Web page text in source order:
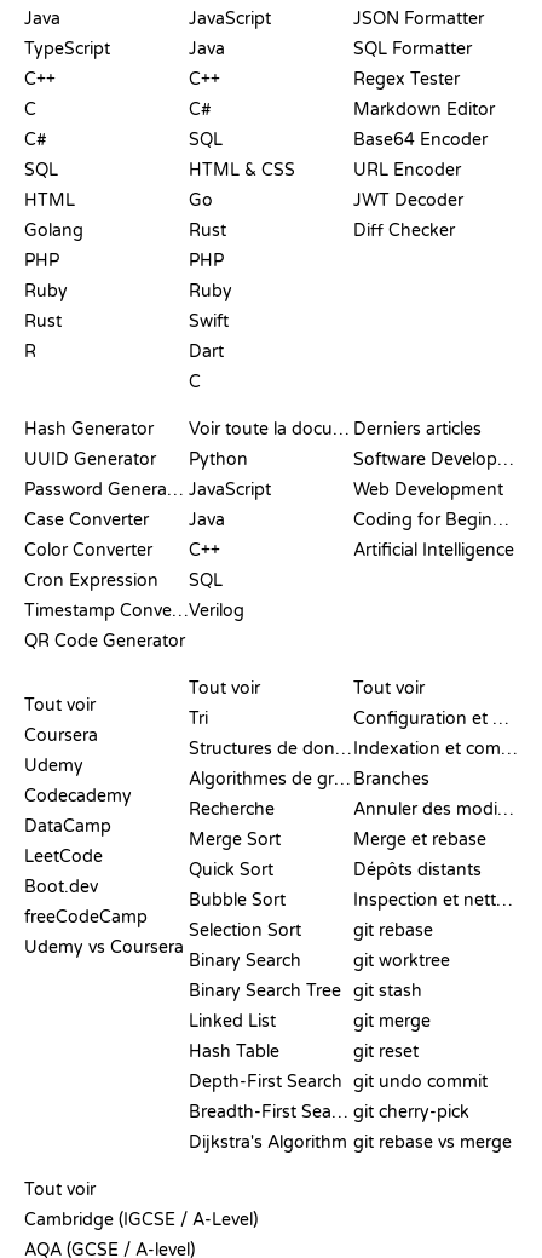
Java
TypeScript
C++
C
C#
SQL
HTML
Golang
PHP
Ruby
Rust
R
JavaScript
Java
C++
C#
SQL
HTML & CSS
Go
Rust
PHP
Ruby
Swift
Dart
C
JSON Formatter
SQL Formatter
Regex Tester
Markdown Editor
Base64 Encoder
URL Encoder
JWT Decoder
Diff Checker
Hash Generator
UUID Generator
Password Generator
Case Converter
Color Converter
Cron Expression
Timestamp Converter
QR Code Generator
Voir toute la documentation
Python
JavaScript
Java
C++
SQL
Verilog
Derniers articles
Software Development
Web Development
Coding for Beginners
Artificial Intelligence
Tout voir
Coursera
Udemy
Codecademy
DataCamp
LeetCode
Boot.dev
freeCodeCamp
Udemy vs Coursera
Tout voir
Tri
Structures de données
Algorithmes de graphes
Recherche
Merge Sort
Quick Sort
Bubble Sort
Selection Sort
Binary Search
Binary Search Tree
Linked List
Hash Table
Depth-First Search
Breadth-First Search
Dijkstra's Algorithm
Tout voir
Configuration et mise en place
Indexation et commit
Branches
Annuler des modifications
Merge et rebase
Dépôts distants
Inspection et nettoyage
git rebase
git worktree
git stash
git merge
git reset
git undo commit
git cherry-pick
git rebase vs merge
Tout voir
Cambridge (IGCSE / A-Level)
AQA (GCSE / A-level)